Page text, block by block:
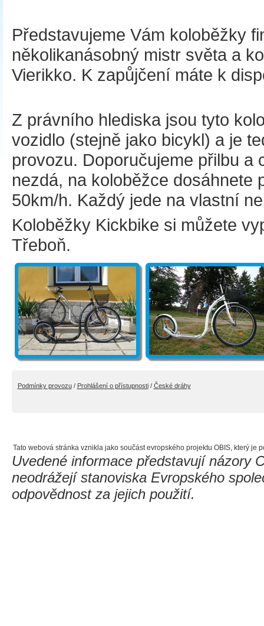
Představujeme Vám koloběžky
několikanásobný mistr světa a
Vierikko. K zapůjčení máte k
Z právního hlediska jsou tyto
vozidlo (stejně jako bicykl) a je
provozu. Doporučujeme přilbu
nezdá, na koloběžce dosáhnete
50km/h. Každý jede na vlastní
Koloběžky Kickbike si můžete
Třeboň.
Podmínky provozu/ Prohlášení o přístupnosti/ České dráhy
Tato webová stránka vznikla jako součást evropského projektu OBIS, který je
Uvedené informace představují názory
neodrážejí stanoviska Evropského
odpovědnost za jejich použití.